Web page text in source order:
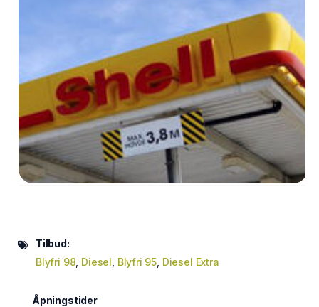
Tilbud:
Blyfri 98 Diesel Blyfri 95 Diesel Extra
Åpningstider